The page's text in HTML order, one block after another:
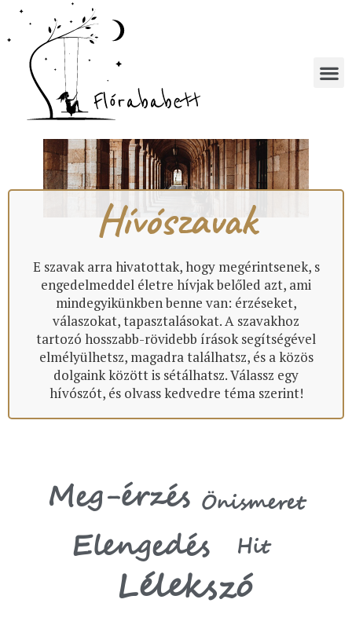
Hívószavak
E szavak arra hivatottak, hogy megérintsenek, s
engedelmeddel életre hívjak belőled azt, ami
mindegyikünkben benne van: érzéseket,
válaszokat, tapasztalásokat. A szavakhoz
tartozó hosszabb-rövidebb írások segítségével
elmélyülhetsz, magadra találhatsz, és a közös
dolgaink között is sétálhatsz. Válassz egy
hívószót, és olvass kedvedre téma szerint!
Meg-érzés Önismeret
Elengedés Hit
Lélekszó